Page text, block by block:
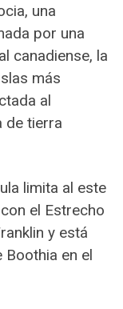
una
por una
canadiense, la
más
al
de tierra
limita al este
el Estrecho
y está
en el